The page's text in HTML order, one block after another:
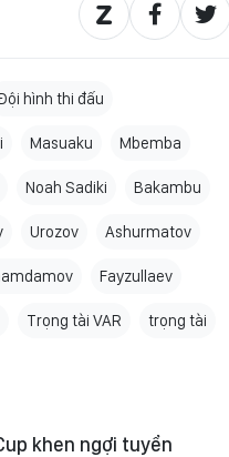
hình thi đấu
Masuaku Mbemba
Noah Sadiki Bakambu
Urozov Ashurmatov
Fayzullaev
Trọng tài VAR trọng tài
khen ngợi tuyển